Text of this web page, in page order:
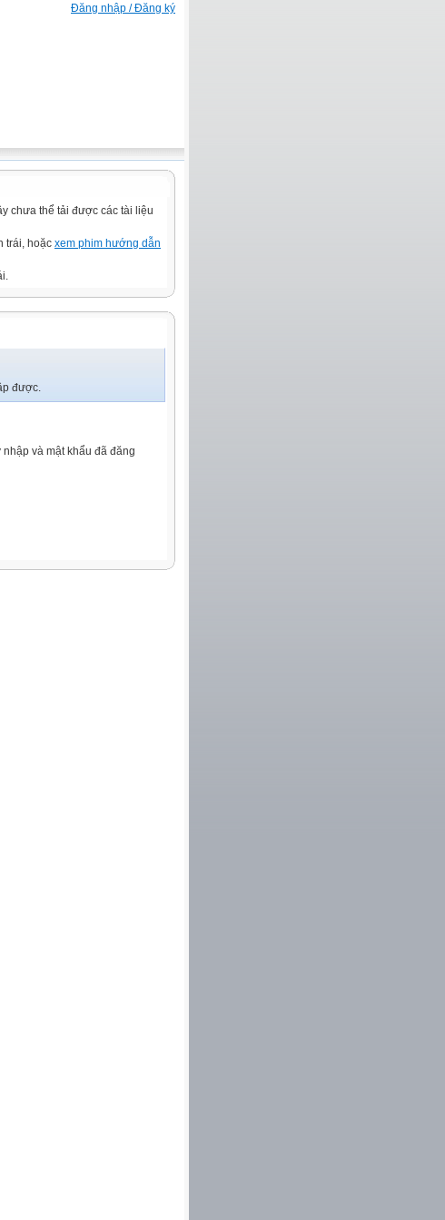
Đăng nhập / Đăng ký
chưa thể tải được các tài liệu
trái, hoặc xem phim hướng dẫn
được.
và mật khẩu đã đăng